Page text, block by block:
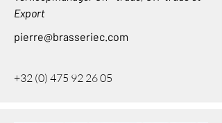
Export
pierre@brasseriec.com
+32 (0) 475 92 26 05